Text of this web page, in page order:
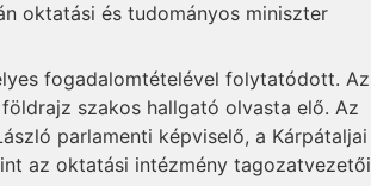
oktatási és tudományos miniszter
fogadalomtételével folytatódott. Az
szakos hallgató olvasta elő. Az
parlamenti képviselő, a Kárpátaljai
az oktatási intézmény tagozatvezetői